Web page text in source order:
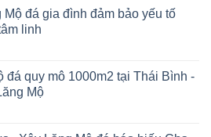
Mộ đá gia đình đảm bảo yếu tố
linh
đá quy mô 1000m2 tại Thái Bình -
Mộ